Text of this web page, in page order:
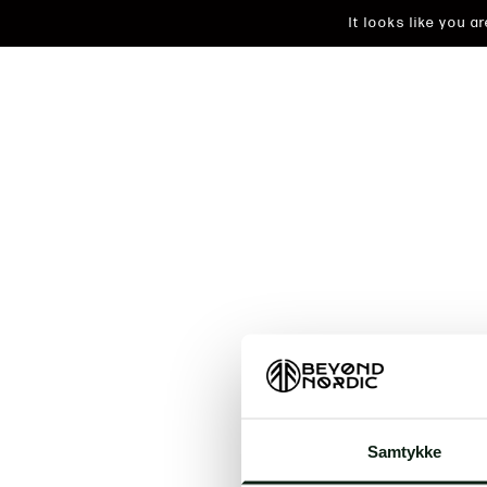
Samtykke
It looks like you